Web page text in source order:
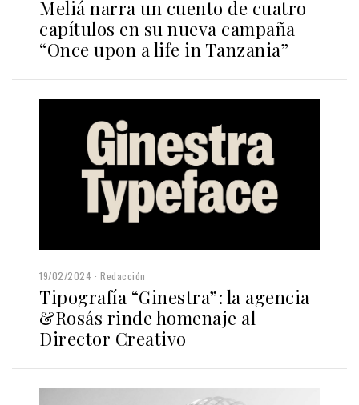
Meliá narra un cuento de cuatro
capítulos en su nueva campaña
“Once upon a life in Tanzania”
19/02/2024 Redacción
Tipografía “Ginestra”: la agencia
&Rosás rinde homenaje al
Director Creativo